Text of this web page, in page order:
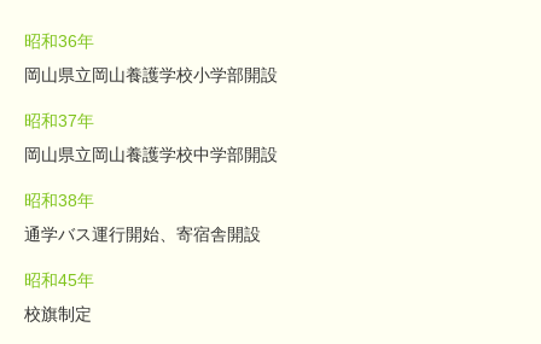
昭和36年
岡山県立岡山養護学校小学部開設
昭和37年
岡山県立岡山養護学校中学部開設
昭和38年
通学バス運行開始、寄宿舎開設
昭和45年
校旗制定